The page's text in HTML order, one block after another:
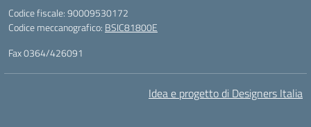
Codice fiscale: 90009530172
Codice meccanografico: BSIC81800E
Fax 0364/426091
Idea e progetto di Designers Italia